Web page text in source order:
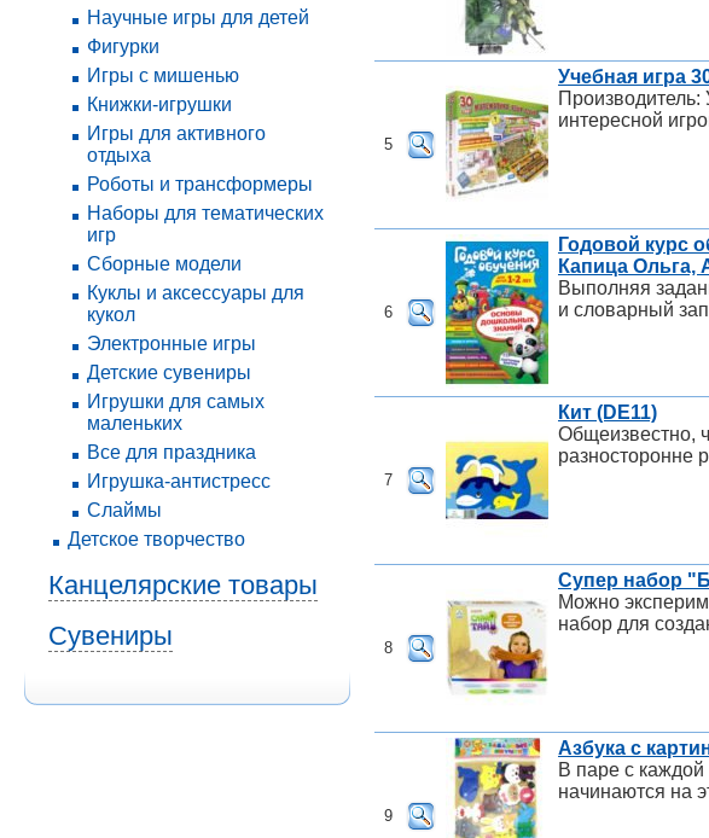
Научные игры для детей
Фигурки
Игры с мишенью
Книжки-игрушки
Игры для активного
отдыха
Роботы и трансформеры
Наборы для тематических
игр
Сборные модели
Куклы и аксессуары для
кукол
Электронные игры
Детские сувениры
Игрушки для самых
маленьких
Все для праздника
Игрушка-антистресс
Слаймы
Детское творчество
Канцелярские товары
Сувениры
5
Учебная игра
интересной
6
Годовой курс
Капица Ольга,
Выполняя
и словарный
7
Кит (DE11)
Общеизвестно,
разносторонне
8
Супер набор
Можно
набор для
9
Азбука с
В паре с
начинаются на